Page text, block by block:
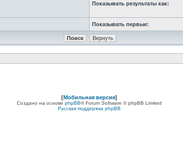
Показывать результаты как:
Показывать первые:
[Мобильная версия]
Создано на основе phpBB® Forum Software © phpBB Limited
Русская поддержка phpBB